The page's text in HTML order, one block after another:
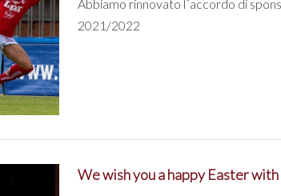
Abbiamo rinnovato l´accordo di
2021/2022
We wish you a happy Easter